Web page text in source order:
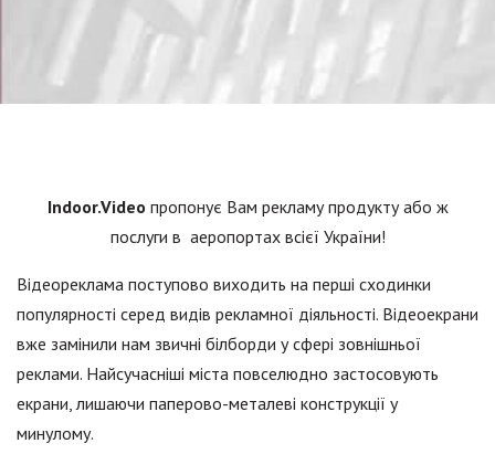
Indoor.Video пропонує Вам рекламу продукту або ж
послуги в аеропортах всієї України!
Відеореклама поступово виходить на перші сходинки
популярності серед видів рекламної діяльності. Відеоекрани
вже замінили нам звичні білборди у сфері зовнішньої
реклами. Найсучасніші міста повселюдно застосовують
екрани, лишаючи паперово-металеві конструкції у
минулому.